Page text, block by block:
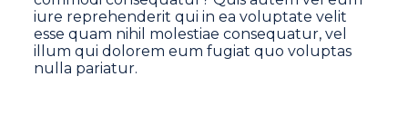
iure reprehenderit qui in ea voluptate velit
esse quam nihil molestiae consequatur, vel
illum qui dolorem eum fugiat quo voluptas
nulla pariatur.